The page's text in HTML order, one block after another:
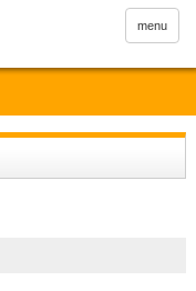
menu